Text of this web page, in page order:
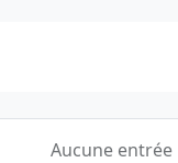
Aucune entrée